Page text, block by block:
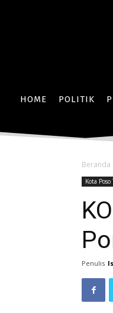
HOME POLITIK
Beranda
Kota
Penulis